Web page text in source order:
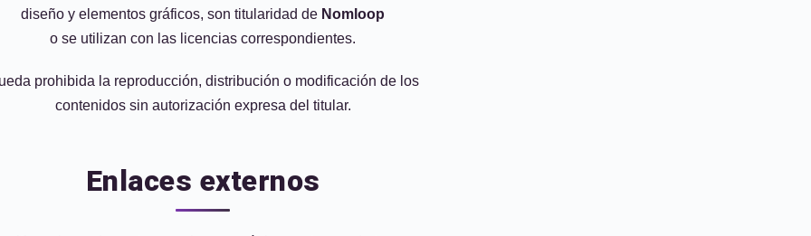
diseño y elementos gráficos, son titularidad de Nomloop
o se utilizan con las licencias correspondientes.
prohibida la reproducción, distribución o modificación de los
contenidos sin autorización expresa del titular.
Enlaces externos